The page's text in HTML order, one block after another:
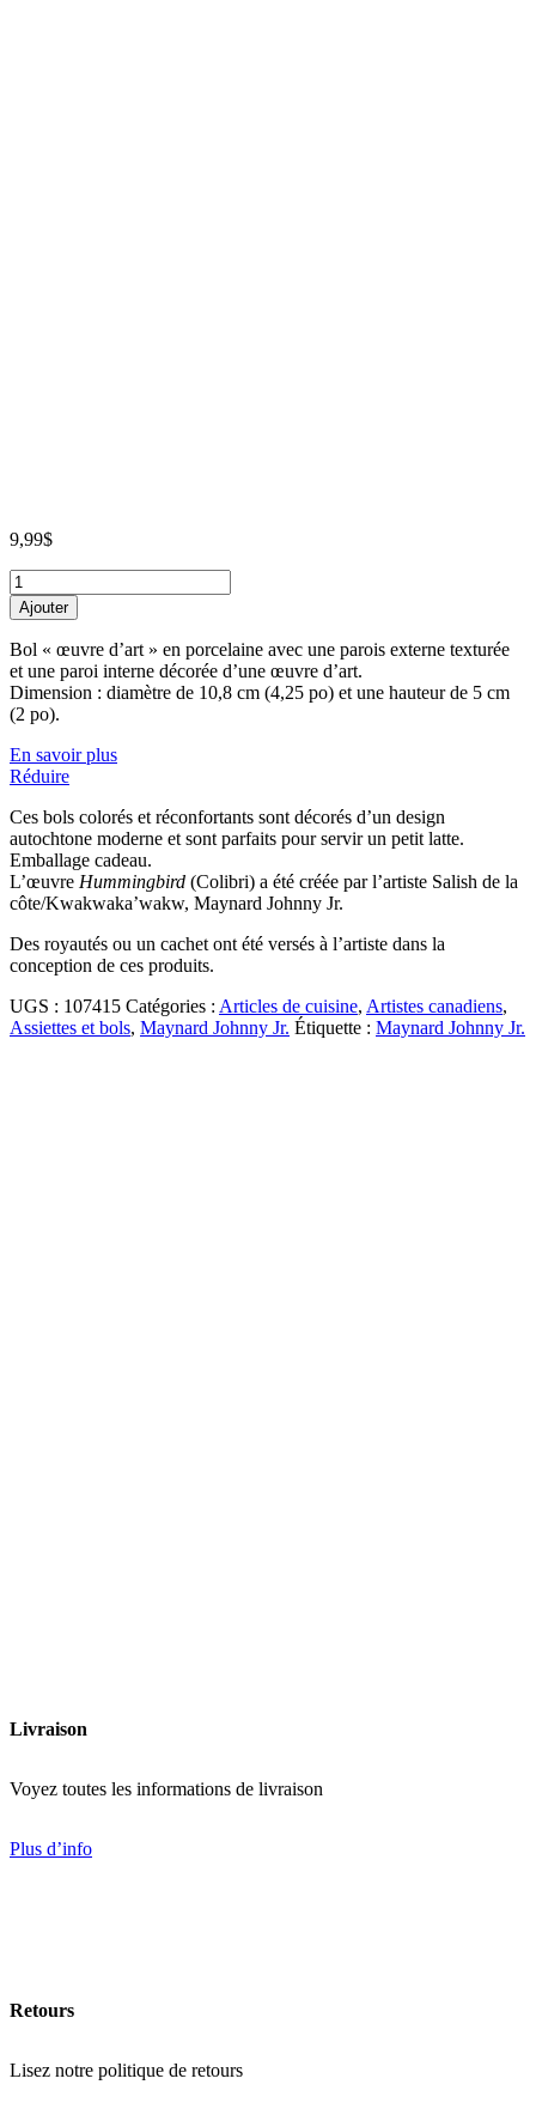
9,99$
Petit
bol
en
porcelaine
-
Hummingbird
de
Maynard
Johnny
Jr.
Ajouter
Bol « œuvre d’art » en porcelaine avec une parois externe texturée
et une paroi interne décorée d’une œuvre d’art.
Dimension : diamètre de 10,8 cm (4,25 po) et une hauteur de 5 cm
(2 po).
En savoir plus
Réduire
Ces bols colorés et réconfortants sont décorés d’un design
autochtone moderne et sont parfaits pour servir un petit latte.
Emballage cadeau.
L’œuvre Hummingbird (Colibri) a été créée par l’artiste Salish de la
côte/Kwakwaka’wakw, Maynard Johnny Jr.
Des royautés ou un cachet ont été versés à l’artiste dans la
conception de ces produits.
UGS : 107415 Catégories : Articles de cuisine, Artistes canadiens,
Assiettes et bols, Maynard Johnny Jr. Étiquette : Maynard Johnny Jr.
Livraison
Voyez toutes les informations de livraison
Plus d’info
Retours
Lisez notre politique de retours